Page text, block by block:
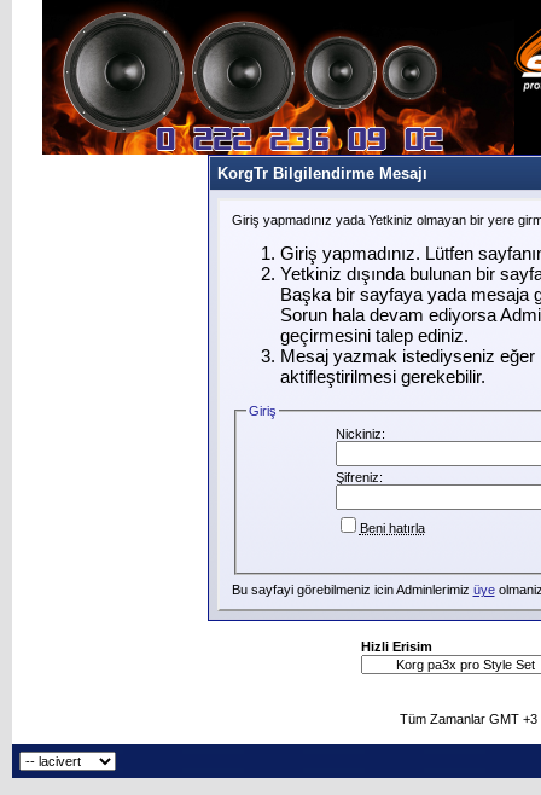
KorgTr Bilgilendirme Mesajı
Giriş yapmadınız yada Yetkiniz olmayan bir yere
Giriş yapmadınız. Lütfen
Yetkiniz dışında bulunan bir
Başka bir sayfaya yada mesaja
Sorun hala devam ediyorsa
geçirmesini talep ediniz.
Mesaj yazmak istediyseniz eğer
aktifleştirilmesi gerekebilir.
Giriş
Nickiniz:
Şifreniz:
Beni hatırla
Bu sayfayi görebilmeniz icin Adminlerimiz üye
Hizli Erisim
Tüm Zamanlar GMT